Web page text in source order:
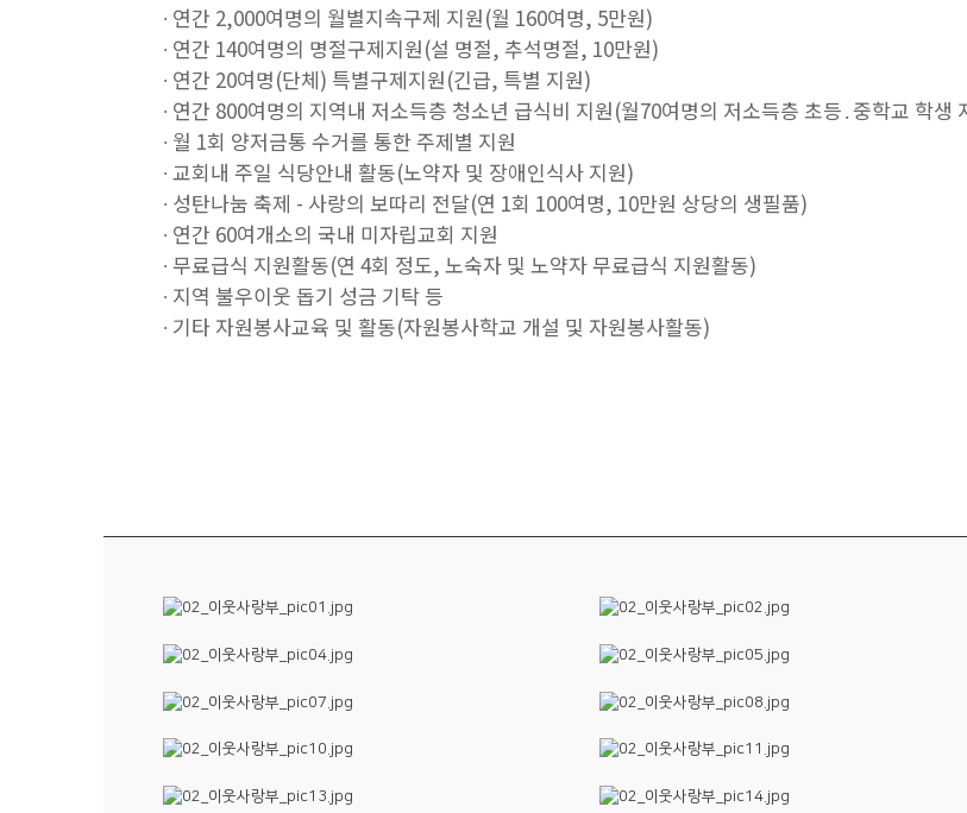
∙ 연간 2,000여명의 월별지속구제 지원(월 160여명, 5만원)
∙ 연간 140여명의 명절구제지원(설 명절, 추석명절, 10만원)
∙ 연간 20여명(단체) 특별구제지원(긴급, 특별 지원)
∙ 연간 800여명의 지역내 저소득층 청소년 급식비 지원(월70여명의 저소득층 초등․중학교 학생
∙ 월 1회 양저금통 수거를 통한 주제별 지원
∙ 교회내 주일 식당안내 활동(노약자 및 장애인식사 지원)
∙ 성탄나눔 축제 - 사랑의 보따리 전달(연 1회 100여명, 10만원 상당의 생필품)
∙ 연간 60여개소의 국내 미자립교회 지원
∙ 무료급식 지원활동(연 4회 정도, 노숙자 및 노약자 무료급식 지원활동)
∙ 지역 불우이웃 돕기 성금 기탁 등
∙ 기타 자원봉사교육 및 활동(자원봉사학교 개설 및 자원봉사활동)